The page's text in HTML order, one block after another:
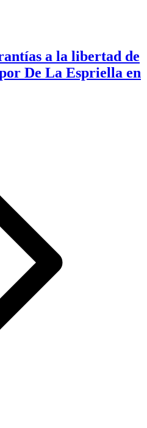
a la libertad de
De La Espriella en